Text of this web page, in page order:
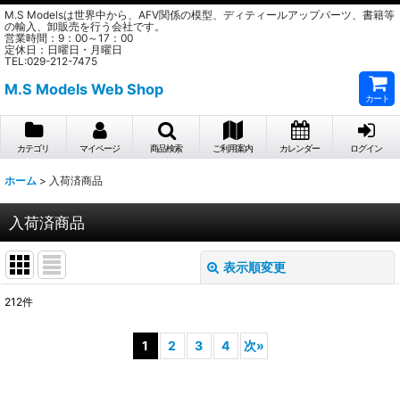
M.S Modelsは世界中から、AFV関係の模型、ディティールアップパーツ、書籍等
の輸入、卸販売を行う会社です。
営業時間：9：00～17：00
定休日：日曜日・月曜日
TEL:029-212-7475
M.S Models Web Shop
カート
カテゴリ マイページ 商品検索 ご利用案内 カレンダー ログイン
ホーム > 入荷済商品
入荷済商品
表示順変更
212件
1 2 3 4 次»